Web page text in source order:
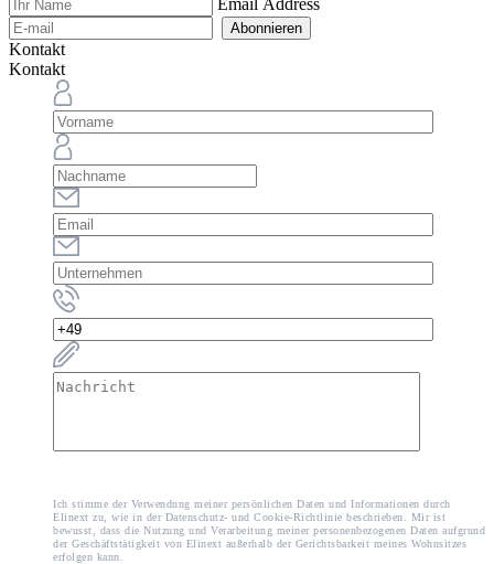
Abonnieren
Kontakt
Kontakt
Ich stimme der Verwendung meiner persönlichen Daten und Informationen durch
Elinext zu, wie in der Datenschutz- und Cookie-Richtlinie beschrieben. Mir ist
bewusst, dass die Nutzung und Verarbeitung meiner personenbezogenen Daten aufgrund
der Geschäftstätigkeit von Elinext außerhalb der Gerichtsbarkeit meines Wohnsitzes
erfolgen kann.